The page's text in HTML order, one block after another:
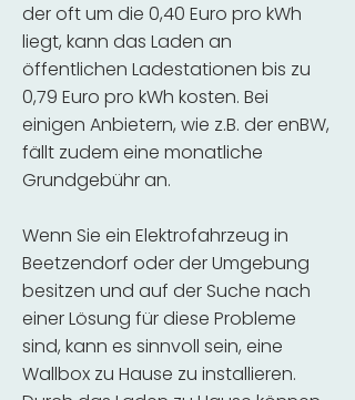
der oft um die 0,40 Euro pro kWh
liegt, kann das Laden an
öffentlichen Ladestationen bis zu
0,79 Euro pro kWh kosten. Bei
einigen Anbietern, wie z.B. der enBW,
fällt zudem eine monatliche
Grundgebühr an.
Wenn Sie ein Elektrofahrzeug in
Beetzendorf oder der Umgebung
besitzen und auf der Suche nach
einer Lösung für diese Probleme
sind, kann es sinnvoll sein, eine
Wallbox zu Hause zu installieren.